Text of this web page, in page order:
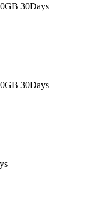
30Days
30Days